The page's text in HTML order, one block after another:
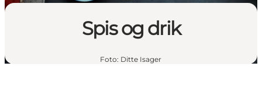
Spis og drik
Foto: Ditte Isager